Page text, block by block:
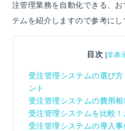
注管理業務を自動化できる、
テム を紹介しますので参考にし
目次 [非表
受注管理システムの選び
ント
受注管理システムの費用相
受注管理システムを比較
受注管理システムの導入事